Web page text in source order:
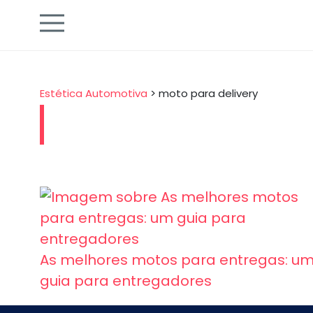
Estética Automotiva > moto para delivery
As melhores motos para entregas:
guia para entregadores